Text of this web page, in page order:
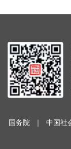
国务院 ｜ 中国社